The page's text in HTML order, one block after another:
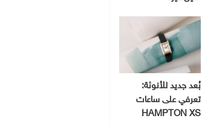
بُعد جديد للأنوثة:
تعرفي على ساعات
HAMPTON XS